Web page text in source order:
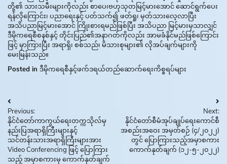
တို့၏ သားသမီးများကိုလည်း စာပေ၊ဗဟုသုတမြင့်မားအောင် ဆောင်ရွက်ပေး
ရန်လိုကြောင်း၊ ပညာရေးနှင့် ပတ်သက်၍ ဖတ်ရှု၊ မှတ်သားလေ့လာပြီး
အသိပညာမြင့်မားအောင် ကြိုးစားရမည်ဖြစ်ပြီး အသိပညာ မြင့်မားမှသာလျှင်
ဒီမိုကရေစီစနစ်နှင့် တိုင်းပြည်၏အနာဂတ်ကိုလည်း အာမခံနိုင်မည်ဖြစ်ကြောင်း
ဖြင့် မှာကြားပြီး အရာရှိ၊ စစ်သည်၊ မိသားစုများ၏ လိုအပ်ချက်များကို
မေးမြန်းသည်။
Posted in ဒီမိုကရေစီနှင့်ဖက်ဒရယ်တည်ဆောက်‌ရေးကိစ္စရပ်များ
Post
navigation
Previous:
နိုင်ငံတော်ကာကွယ်ရေးတက္ကသိုလ်မှ
နည်းပြအရာရှိကြီးများနှင့်
သင်တန်းသားအရာရှိကြီးများအား
Video Conferencing ဖြင့် ပြောကြား
သည့် အမှာစကားမှ ကောက်နုတ်ချက်
Next:
နိုင်ငံတော်စီမံအုပ်ချုပ်ရေးကောင်စီ
အစည်းအဝေး အမှတ်စဉ် (၄/၂၀၂၂)
တွင် ပြောကြားသည့်အမှာစကား
ကောက်နုတ်ချက် (၁၂-၅-၂၀၂၂)